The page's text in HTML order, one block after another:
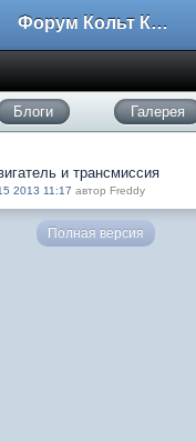
Форум Кольт Клуб
Блоги Галерея
и трансмиссия
2013 11:17 автор Freddy
Полная версия